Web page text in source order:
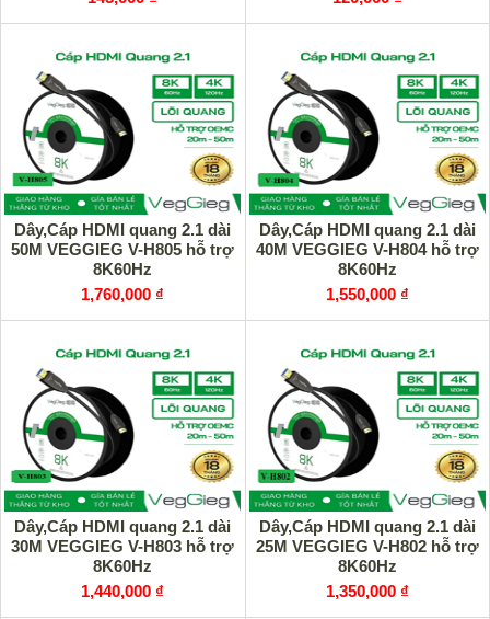
Dây,Cáp HDMI quang 2.1 dài
50M VEGGIEG V-H805 hỗ trợ
8K60Hz
1,760,000 ₫
Dây,Cáp HDMI quang 2.1 dài
40M VEGGIEG V-H804 hỗ trợ
8K60Hz
1,550,000 ₫
Dây,Cáp HDMI quang 2.1 dài
30M VEGGIEG V-H803 hỗ trợ
8K60Hz
1,440,000 ₫
Dây,Cáp HDMI quang 2.1 dài
25M VEGGIEG V-H802 hỗ trợ
8K60Hz
1,350,000 ₫